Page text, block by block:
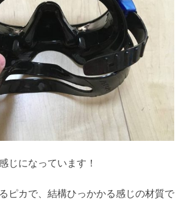
じになっています！
ピカで、結構ひっかかる感じの材質で